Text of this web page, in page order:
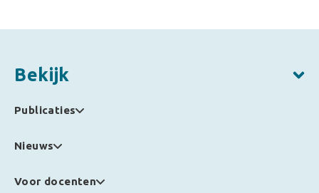
Bekijk
Publicaties
Nieuws
Voor docenten